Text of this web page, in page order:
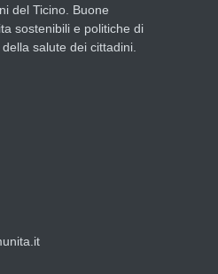
del Ticino. Buone
sostenibili e politiche di
salute dei cittadini.